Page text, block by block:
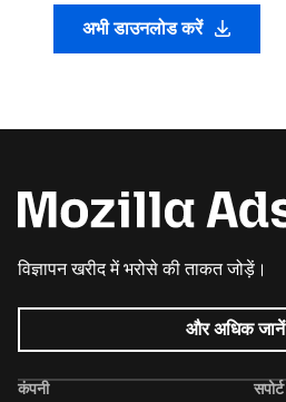
अभी डाउनलोड करें
विज्ञापन खरीद में भरोसे की ताकत जोड़ें।
Mozilla
विज्ञापन
और अधिक जानें
कंपनी सपोर्ट